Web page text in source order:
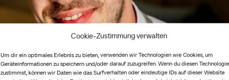
Cookie-Zustimmung verwalten
Um dir ein optimales Erlebnis zu bieten, verwenden wir Technologien wie Cookies, um
Geräteinformationen zu speichern und/oder darauf zuzugreifen. Wenn du diesen
zustimmst, können wir Daten wie das Surfverhalten oder eindeutige IDs auf dieser Website